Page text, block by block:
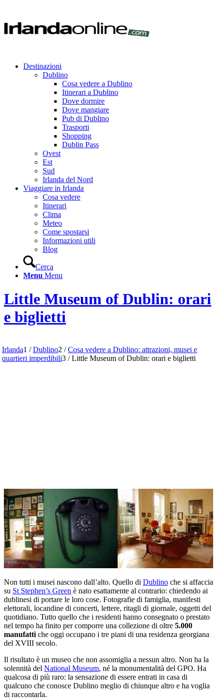
Destinazioni
Dublino
Cosa vedere a Dublino
Itinerari a Dublino
Dove dormire
Dove mangiare
Pub di Dublino
Trasporti
Shopping
Dublin Pass
Ovest
Est
Sud
Irlanda del Nord
Viaggiare in Irlanda
Cosa vedere
Itinerari
Clima
Meteo
Come spostarsi
Informazioni utili
Blog
Cerca
Menu Menu
Little Museum of Dublin: orari
e biglietti
Irlanda1 / Dublino2 / Cosa vedere a Dublino: attrazioni, musei e
quartieri imperdibili3 / Little Museum of Dublin: orari e biglietti
Non tutti i musei nascono dall’alto. Quello di Dublino che si affaccia
su St Stephen’s Green è nato esattamente al contrario: chiedendo ai
dublinesi di portare le loro cose. Fotografie di famiglia, manifesti
elettorali, locandine di concerti, lettere, ritagli di giornale, oggetti del
quotidiano. Tutto quello che i residenti hanno consegnato o prestato
nel tempo ha finito per comporre una collezione di oltre 5.000
manufatti che oggi occupano i tre piani di una residenza georgiana
del XVIII secolo.
Il risultato è un museo che non assomiglia a nessun altro. Non ha la
solennità del National Museum, né la monumentalità del GPO. Ha
qualcosa di più raro: la sensazione di essere entrati in casa di
qualcuno che conosce Dublino meglio di chiunque altro e ha voglia
di raccontarla.